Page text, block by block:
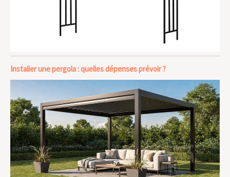
Installer une pergola : quelles dépenses prévoir ?